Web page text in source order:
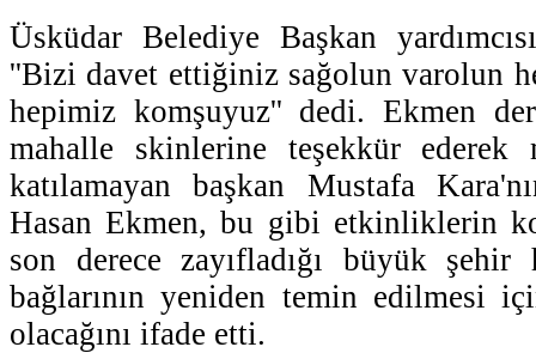
Üsküdar Belediye Başkan
''Bizi davet ettiğiniz sağolun varolun
hepimiz komşuyuz'' dedi. Ekmen
mahalle skinlerine teşekkür ederek
katılamayan başkan Mustafa
Hasan Ekmen, bu gibi etkinliklerin
son derece zayıfladığı büyük şehir
bağlarının yeniden temin edilmesi
olacağını ifade etti.